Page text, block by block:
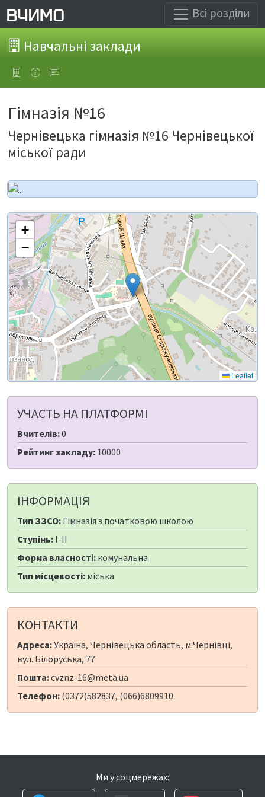
Всі розділи
Навчальні заклади
Гімназія №16
Чернівецька гімназія №16 Чернівецької
міської ради
+
−
Leaflet
УЧАСТЬ НА ПЛАТФОРМІ
Вчителів:0
Рейтинг закладу: 10000
ІНФОРМАЦІЯ
Тип ЗЗСО: Гімназія з початковою школою
Ступінь: I-II
Форма власності: комунальна
Тип місцевості: міська
КОНТАКТИ
Адреса:Україна, Чернівецька область, м.Чернівці,
вул. Білоруська, 77
Пошта:cvznz-16@meta.ua
Телефон: (0372)582837, (066)6809910
Ми у соцмережах: